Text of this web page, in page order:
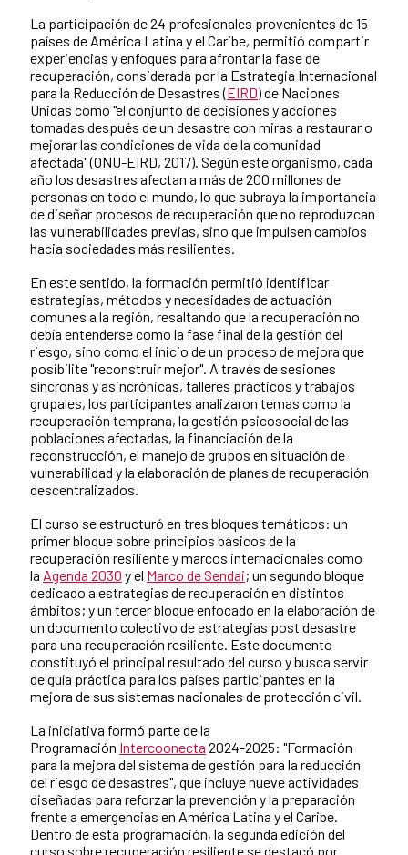
La participación de 24 profesionales provenientes de 15
países de América Latina y el Caribe, permitió compartir
experiencias y enfoques para afrontar la fase de
recuperación, considerada por la Estrategia Internacional
para la Reducción de Desastres (EIRD) de Naciones
Unidas como "el conjunto de decisiones y acciones
tomadas después de un desastre con miras a restaurar o
mejorar las condiciones de vida de la comunidad
afectada" (ONU-EIRD, 2017). Según este organismo, cada
año los desastres afectan a más de 200 millones de
personas en todo el mundo, lo que subraya la importancia
de diseñar procesos de recuperación que no reproduzcan
las vulnerabilidades previas, sino que impulsen cambios
hacia sociedades más resilientes.
En este sentido, la formación permitió identificar
estrategias, métodos y necesidades de actuación
comunes a la región, resaltando que la recuperación no
debía entenderse como la fase final de la gestión del
riesgo, sino como el inicio de un proceso de mejora que
posibilite "reconstruir mejor". A través de sesiones
síncronas y asincrónicas, talleres prácticos y trabajos
grupales, los participantes analizaron temas como la
recuperación temprana, la gestión psicosocial de las
poblaciones afectadas, la financiación de la
reconstrucción, el manejo de grupos en situación de
vulnerabilidad y la elaboración de planes de recuperación
descentralizados.
El curso se estructuró en tres bloques temáticos: un
primer bloque sobre principios básicos de la
recuperación resiliente y marcos internacionales como
la Agenda 2030 y el Marco de Sendai; un segundo bloque
dedicado a estrategias de recuperación en distintos
ámbitos; y un tercer bloque enfocado en la elaboración de
un documento colectivo de estrategias post desastre
para una recuperación resiliente. Este documento
constituyó el principal resultado del curso y busca servir
de guía práctica para los países participantes en la
mejora de sus sistemas nacionales de protección civil.
La iniciativa formó parte de la
Programación Intercoonecta 2024-2025: "Formación
para la mejora del sistema de gestión para la reducción
del riesgo de desastres", que incluye nueve actividades
diseñadas para reforzar la prevención y la preparación
frente a emergencias en América Latina y el Caribe.
Dentro de esta programación, la segunda edición del
curso sobre recuperación resiliente se destacó por